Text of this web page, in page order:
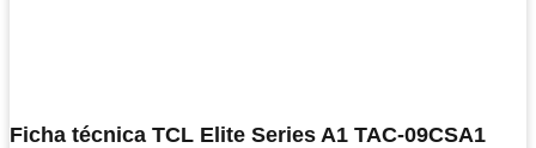
Ficha técnica TCL Elite Series A1 TAC-09CSA1